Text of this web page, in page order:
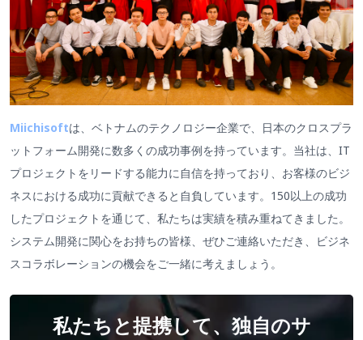
Miichisoftは、ベトナムのテクノロジー企業で、日本のクロスプラ
ットフォーム開発に数多くの成功事例を持っています。当社は、IT
プロジェクトをリードする能力に自信を持っており、お客様のビジ
ネスにおける成功に貢献できると自負しています。150以上の成功
したプロジェクトを通じて、私たちは実績を積み重ねてきました。
システム開発に関心をお持ちの皆様、ぜひご連絡いただき、ビジネ
スコラボレーションの機会をご一緒に考えましょう。
私たちと提携して、独自のサ